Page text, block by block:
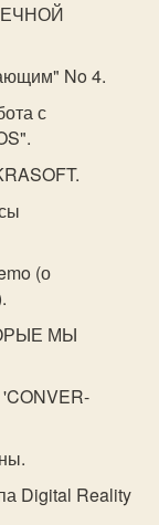
No 4.
с
(о
МЫ
Digital Reality